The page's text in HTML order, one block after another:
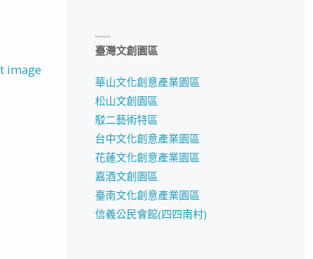
image
臺灣文創園區
華山文化創意產業園區
松山文創園區
駁二藝術特區
台中文化創意產業園區
花蓮文化創意產業園區
嘉酒文創園區
臺南文化創意產業園區
信義公民會館(四四南村)